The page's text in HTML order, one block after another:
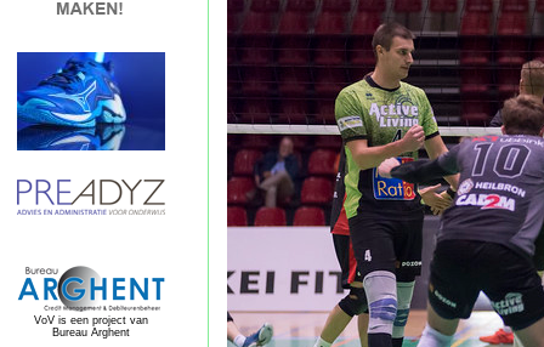
VoV is een project van
Bureau Arghent